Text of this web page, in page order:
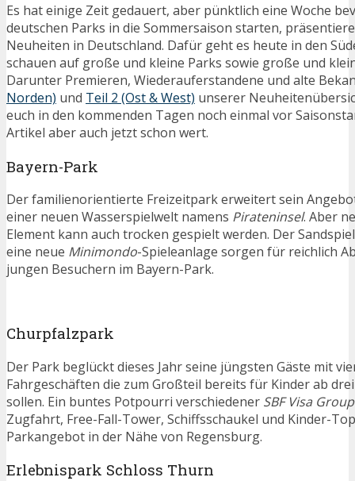
Es hat einige Zeit gedauert, aber pünktlich eine Woche
deutschen Parks in die Sommersaison starten,
Neuheiten in Deutschland. Dafür geht es heute in den
schauen auf große und kleine Parks sowie große und
Darunter Premieren, Wiederauferstandene und alte
Norden) und Teil 2 (Ost & West) unserer
euch in den kommenden Tagen noch einmal vor
Artikel aber auch jetzt schon wert.
Bayern-Park
Der familienorientierte Freizeitpark erweitert sein
einer neuen Wasserspielwelt namens Pirateninsel. Aber
Element kann auch trocken gespielt werden. Der
eine neue Minimondo-Spieleanlage sorgen für reichlich
jungen Besuchern im Bayern-Park.
Churpfalzpark
Der Park beglückt dieses Jahr seine jüngsten Gäste mit
Fahrgeschäften die zum Großteil bereits für Kinder ab
sollen. Ein buntes Potpourri verschiedener SBF Visa Group
Zugfahrt, Free-Fall-Tower, Schiffsschaukel und Kinder-
Parkangebot in der Nähe von Regensburg.
Erlebnispark Schloss Thurn